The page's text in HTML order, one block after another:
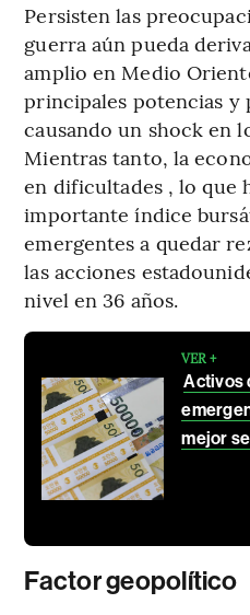
Persisten las
guerra aún pueda
amplio en Medio
principales potencias y
causando un shock en
Mientras tanto, la
en dificultades , lo que
importante índice
emergentes a quedar
las acciones
nivel en 36 años.
VER +
Activos
mejor
Factor geopolítico